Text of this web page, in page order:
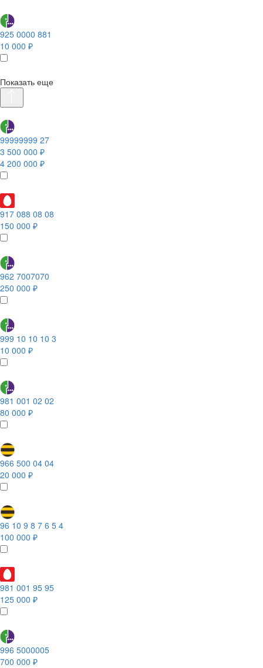
925 0000 881
10 000 ₽
Показать еще
99999999 27
3 500 000 ₽
4 200 000 ₽
917 088 08 08
150 000 ₽
962 7007070
250 000 ₽
999 10 10 10 3
10 000 ₽
981 001 02 02
80 000 ₽
966 500 04 04
20 000 ₽
96 10 9 8 7 6 5 4
100 000 ₽
981 001 95 95
125 000 ₽
996 5000005
700 000 ₽